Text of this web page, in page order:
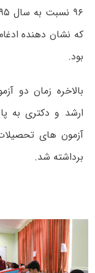
که نشان دهنده
بود.
بالاخره زمان دو
ارشد و دکتری به
آزمون های
برداشته شد.